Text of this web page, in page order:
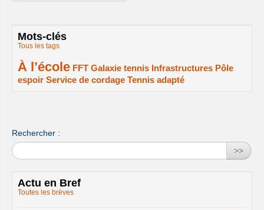
Mots-clés
Tous les tags
À l’école
2/2 FFT
1/2 Galaxie tennis
1/2 Infrastructures
1/2
Pôle
espoir
1/2 Service de cordage
1/2 Tennis adapté
1/2
Rechercher :
>>
Actu en Bref
Toutes les brèves